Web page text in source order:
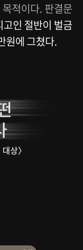
적이다. 판결문
고인 절반이 벌금
원에 그쳤다.
상〉